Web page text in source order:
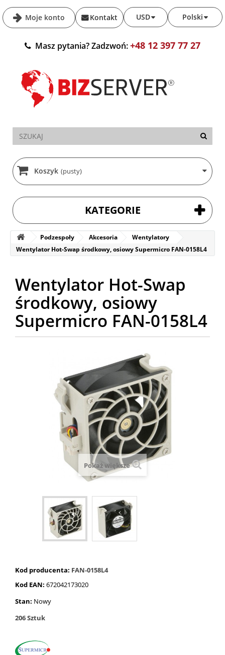
Moje konto Polski
USD
Kontakt
Masz pytania? Zadzwoń:+48 12 397 77 27
Koszyk (pusty)
KATEGORIE
Podzespoły Akcesoria
Wentylatory
Wentylator Hot-Swap środkowy, osiowy Supermicro FAN-0158L4
Wentylator Hot-Swap
środkowy, osiowy
Supermicro FAN-0158L4
Pokaż większe
Kod producenta: FAN-0158L4
Kod EAN: 672042173020
Stan: Nowy
206Sztuk